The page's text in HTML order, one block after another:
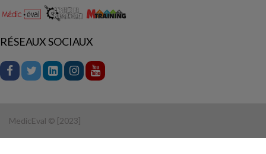
RÉSEAUX SOCIAUX
MedicEval © [2023]